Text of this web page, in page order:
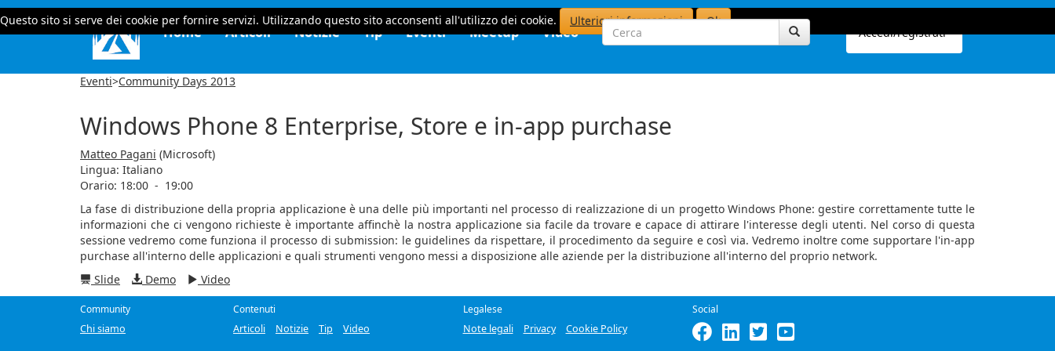
Questo sito si serve dei cookie per fornire servizi. Utilizzando questo sito acconsenti all'utilizzo dei cookie. Ulteriori informazioni Ok
Home Articoli Notizie Tip Eventi Meetup Video Accedi/registrati
Eventi>Community Days 2013
Windows Phone 8 Enterprise, Store e in-app purchase
Matteo Pagani (Microsoft)
Lingua: Italiano
Orario: 18:00 - 19:00
La fase di distribuzione della propria applicazione è una delle più importanti nel processo di realizzazione di un progetto Windows Phone: gestire correttamente tutte le
informazioni che ci vengono richieste è importante affinchè la nostra applicazione sia facile da trovare e capace di attirare l'interesse degli utenti. Nel corso di questa
sessione vedremo come funziona il processo di submission: le guidelines da rispettare, il procedimento da seguire e così via. Vedremo inoltre come supportare l'in-app
purchase all'interno delle applicazioni e quali strumenti vengono messi a disposizione alle aziende per la distribuzione all'interno del proprio network.
Slide
Demo Video
Community
Chi siamo
Contenuti
Articoli
Notizie Tip Video
Legalese
Note legali
Privacy Cookie Policy
Social